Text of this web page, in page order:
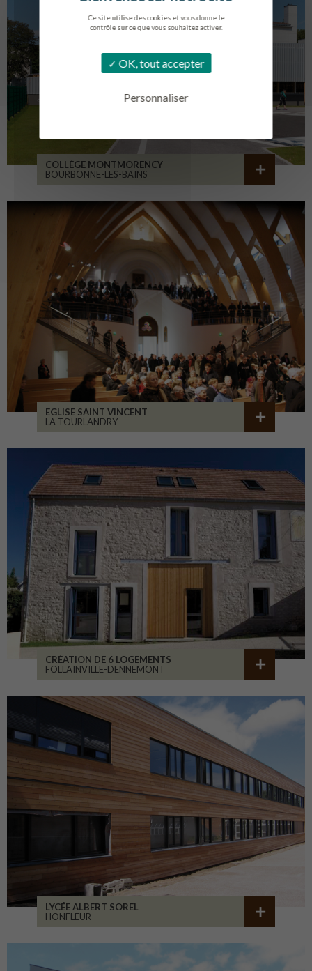
Ce site utilise des cookies et vous donne le
contrôle sur ce que vous souhaitez activer.
OK, tout accepter
Personnaliser
COLLÈGE MONTMORENCY
BOURBONNE-LES-BAINS
EGLISE SAINT VINCENT
LA TOURLANDRY
CRÉATION DE 6 LOGEMENTS
FOLLAINVILLE-DENNEMONT
LYCÉE ALBERT SOREL
HONFLEUR